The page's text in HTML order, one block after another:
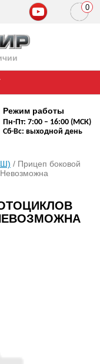
Режим работы
Пн-Пт: 7:00 – 16:00 (МСК)
Сб-Вс: выходной день
0
/ Прицеп боковой